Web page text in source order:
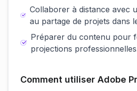
Collaborer à distance avec
au partage de projets dans
Préparer du contenu pour
projections
Comment utiliser Adobe